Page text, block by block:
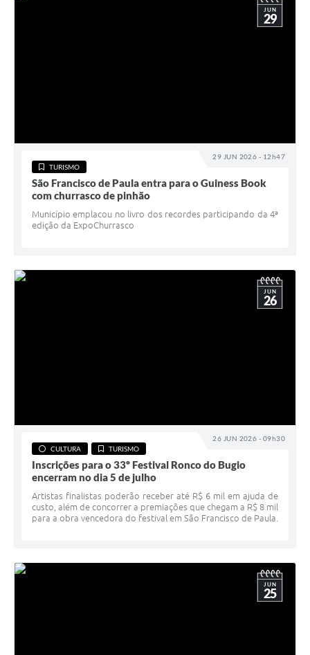
29 JUN 2026 - 12h47
JUN
29
TURISMO
São Francisco de Paula entra para o Guiness Book
com churrasco de pinhão
Município emplacou no livro dos recordes participando da 4ª
edição da ExpoChurrasco
26 JUN 2026 - 09h30
JUN
26
CULTURA TURISMO
Inscrições para o 33º Festival Ronco do Bugio
encerram no dia 5 de julho
Artistas finalistas poderão receber até R$ 6 mil em ajuda de
custo, além de concorrer a premiações que chegam a R$ 8 mil
para a obra vencedora do festival em São Francisco de Paula.
JUN
25